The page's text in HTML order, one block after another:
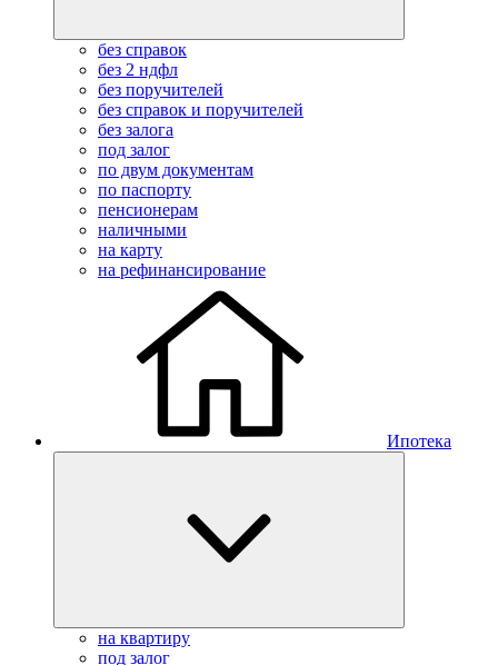
без справок
без 2 ндфл
без поручителей
без справок и поручителей
без залога
под залог
по двум документам
по паспорту
пенсионерам
наличными
на карту
на рефинансирование
Ипотека
на квартиру
под залог